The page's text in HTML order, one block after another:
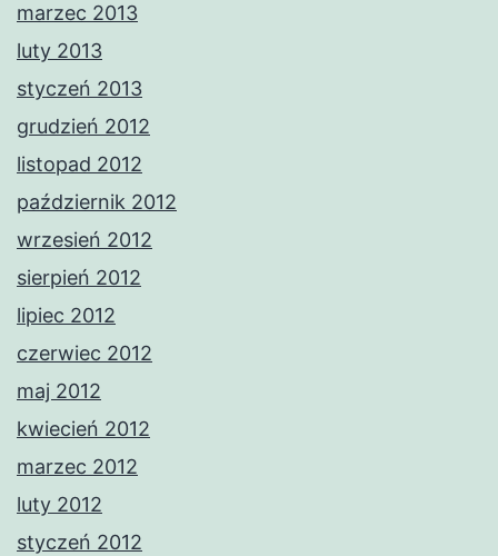
marzec 2013
luty 2013
styczeń 2013
grudzień 2012
listopad 2012
październik 2012
wrzesień 2012
sierpień 2012
lipiec 2012
czerwiec 2012
maj 2012
kwiecień 2012
marzec 2012
luty 2012
styczeń 2012